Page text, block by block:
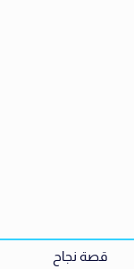
قصة نجاح